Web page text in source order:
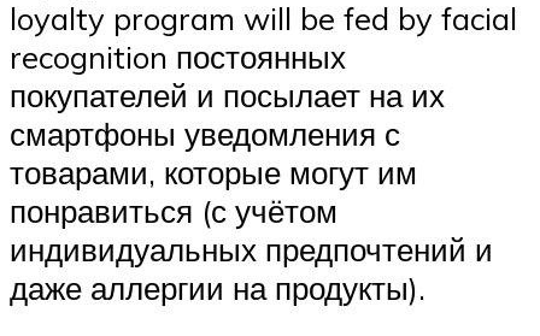
loyalty program will be fed by facial
recognition постоянных
покупателей и посылает на их
смартфоны уведомления с
товарами, которые могут им
понравиться (с учётом
индивидуальных предпочтений и
даже аллергии на продукты).